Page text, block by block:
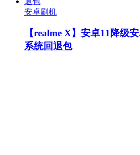
安卓刷机
【realme X】安卓11降级
系统回退包